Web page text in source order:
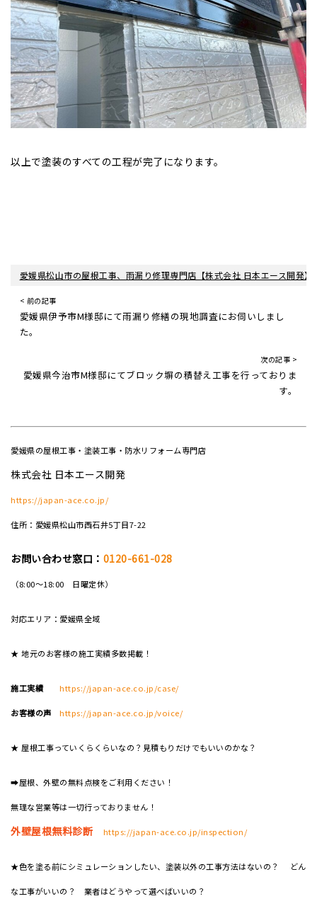
以上で塗装のすべての工程が完了になります。
愛媛県松山市の屋根工事、雨漏り修理専門店【株式会社 日本エース開発】
< 前の記事
愛媛県伊予市M様邸にて雨漏り修繕の現地調査にお伺いしまし
た。
次の記事 >
愛媛県今治市M様邸にてブロック塀の積替え工事を行っておりま
す。
愛媛県の屋根工事・塗装工事・防水リフォーム専門店
株式会社 日本エース開発
https://japan-ace.co.jp/
住所：愛媛県松山市西石井5丁目7-22
お問い合わせ窓口： 0120-661-028
（8:00～18:00 日曜定休）
対応エリア：愛媛県全域
★ 地元のお客様の施工実績多数掲載！
施工実績 https://japan-ace.co.jp/case/
お客様の声 https://japan-ace.co.jp/voice/
★ 屋根工事っていくらくらいなの？見積もりだけでもいいのかな？
➡屋根、外壁の無料点検をご利用ください！
無理な営業等は一切行っておりません！
外壁屋根無料診断 https://japan-ace.co.jp/inspection/
★色を塗る前にシミュレーションしたい、塗装以外の工事方法はないの？ どん
な工事がいいの？ 業者はどうやって選べばいいの？